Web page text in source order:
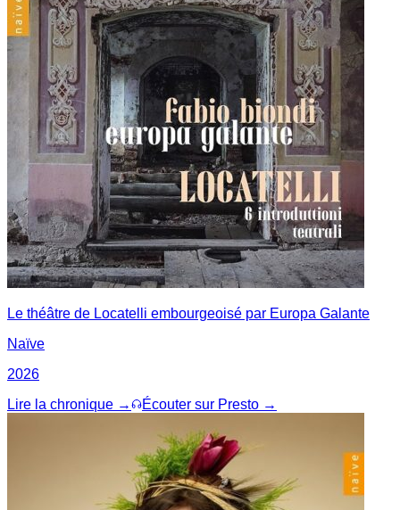
Le théâtre de Locatelli embourgeoisé par Europa Galante
Naïve
2026
Lire la chronique →
Écouter sur Presto →